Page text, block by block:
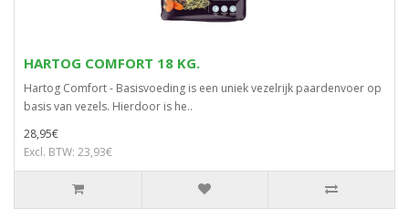
HARTOG COMFORT 18 KG.
Hartog Comfort - Basisvoeding is een uniek vezelrijk paardenvoer op
basis van vezels. Hierdoor is he..
28,95€
Excl. BTW: 23,93€